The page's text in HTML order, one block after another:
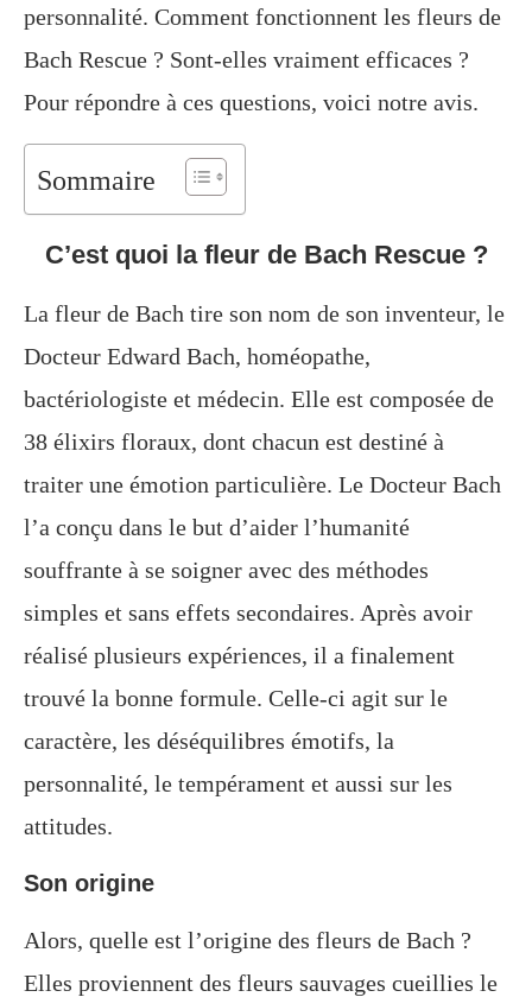
personnalité. Comment fonctionnent les fleurs de
Bach Rescue ? Sont-elles vraiment efficaces ?
Pour répondre à ces questions, voici notre avis.
Sommaire
C’est quoi la fleur de Bach Rescue ?
La fleur de Bach tire son nom de son inventeur, le
Docteur Edward Bach, homéopathe,
bactériologiste et médecin. Elle est composée de
38 élixirs floraux, dont chacun est destiné à
traiter une émotion particulière. Le Docteur Bach
l’a conçu dans le but d’aider l’humanité
souffrante à se soigner avec des méthodes
simples et sans effets secondaires. Après avoir
réalisé plusieurs expériences, il a finalement
trouvé la bonne formule. Celle-ci agit sur le
caractère, les déséquilibres émotifs, la
personnalité, le tempérament et aussi sur les
attitudes.
Son origine
Alors, quelle est l’origine des fleurs de Bach ?
Elles proviennent des fleurs sauvages cueillies le